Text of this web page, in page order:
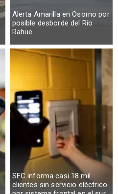
Alerta Amarilla en Osorno por
posible desborde del Río
Rahue
SEC informa casi 18 mil
clientes sin servicio eléctrico